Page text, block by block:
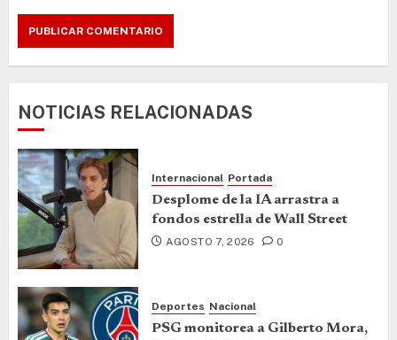
NOTICIAS RELACIONADAS
Internacional Portada
Desplome de la IA arrastra a
fondos estrella de Wall Street
AGOSTO 7, 2026 0
Deportes Nacional
PSG monitorea a Gilberto Mora,